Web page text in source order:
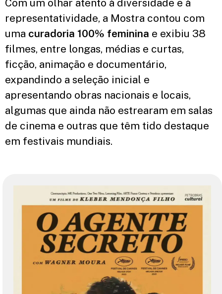
Com um olhar atento à diversidade e à
representatividade, a Mostra contou com
uma curadoria 100% feminina e exibiu 38
filmes, entre longas, médias e curtas,
ficção, animação e documentário,
expandindo a seleção inicial e
apresentando obras nacionais e locais,
algumas que ainda não estrearam em salas
de cinema e outras que têm tido destaque
em festivais mundiais.